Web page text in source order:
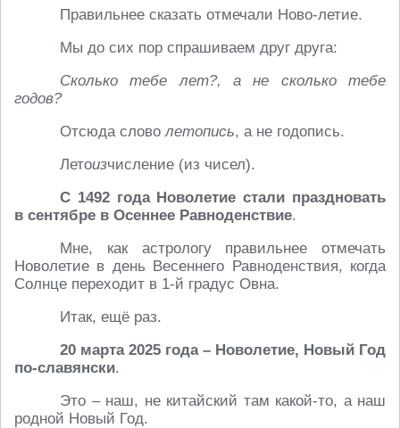
Правильнее сказать отмечали Ново-летие.
Мы до сих пор спрашиваем друг друга:
Сколько тебе лет?, а не cколько тебе
годов?
Отсюда словолетопись, а не годопись.
Летоизчисление (из чисел).
С 1492 года Новолетие стали праздновать
в сентябре в Осеннее Равноденствие.
Мне, как астрологу правильнее отмечать
Новолетие в день Весеннего Равноденствия, когда
Солнце переходит в 1-й градус Овна.
Итак, ещё раз.
20 марта 2025 года – Новолетие, Новый Год
по-славянски.
Это – наш, не китайский там какой-то, а наш
родной Новый Год.